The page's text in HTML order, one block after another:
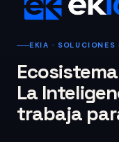
EKIA · SOLUCIONES
La
trabaja